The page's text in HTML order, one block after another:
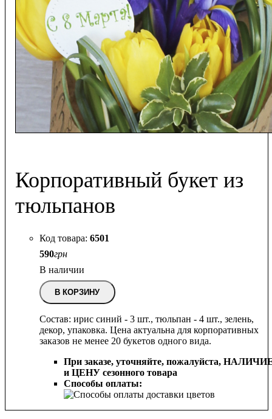
Корпоративный букет из
тюльпанов
6501
590грн
В наличии
В КОРЗИНУ
Состав: ирис синий - 3 шт., тюльпан - 4 шт., зелень,
декор, упаковка. Цена актуальна для корпоративных
заказов не менее 20 букетов одного вида.
При заказе, уточняйте, пожалуйста,
и ЦЕНУ сезонного товара
Способы оплаты: